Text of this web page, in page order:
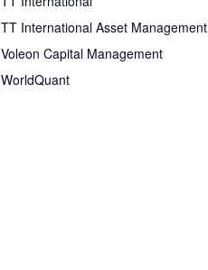
TT International Asset Management
Voleon Capital Management
WorldQuant